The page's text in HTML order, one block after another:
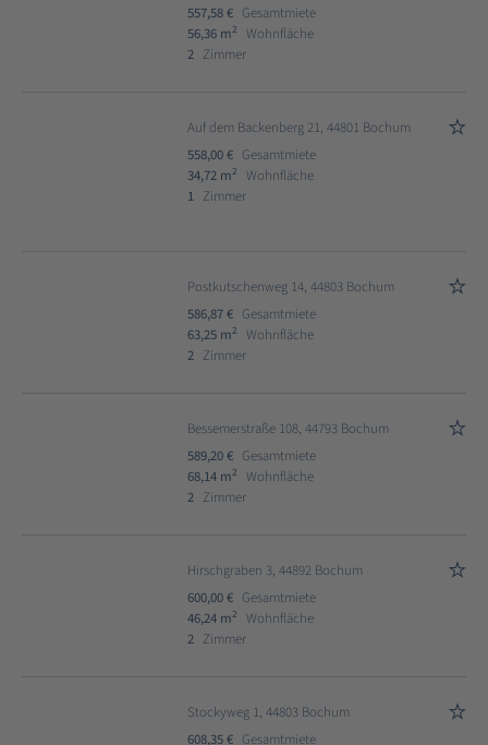
557,58 € Gesamtmiete
56,36 m2
Wohnfläche
2 Zimmer
Auf dem Backenberg 21, 44801 Bochum
558,00 € Gesamtmiete
34,72 m2
Wohnfläche
1 Zimmer
Postkutschenweg 14, 44803 Bochum
586,87 € Gesamtmiete
63,25 m2
Wohnfläche
2 Zimmer
Bessemerstraße 108, 44793 Bochum
589,20 € Gesamtmiete
68,14 m2
Wohnfläche
2 Zimmer
Hirschgraben 3, 44892 Bochum
600,00 € Gesamtmiete
46,24 m2
Wohnfläche
2 Zimmer
Stockyweg 1, 44803 Bochum
608,35 € Gesamtmiete